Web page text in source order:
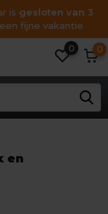
is gesloten van 3
fijne vakantie
0 0
en